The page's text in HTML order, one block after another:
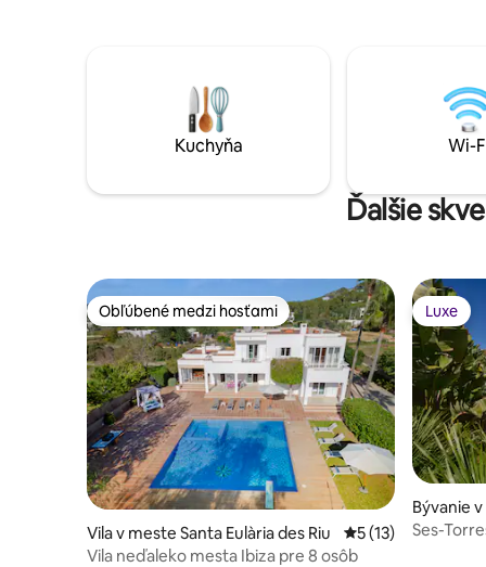
hojdacích sieťach pri bazéne, ktoré sú
ozdobené vankúšmi, a vychutnajte si
dokonalé prostredie pre tých, ktorí
hľadajú luxusný pobyt.
Netflix,
+ uteráky sú
raj, ktorý
Kuchyňa Wi-
Ďalšie
Obľúbené medzi hosťami
Obľúbené medzi hosťami
Vila v meste Santa Eulària des Riu Priemerné
5 (13)
Vila neďaleko mesta Ibiza pre 8 osôb
Luxe
Luxe
Bývanie
s Riu
Ses-